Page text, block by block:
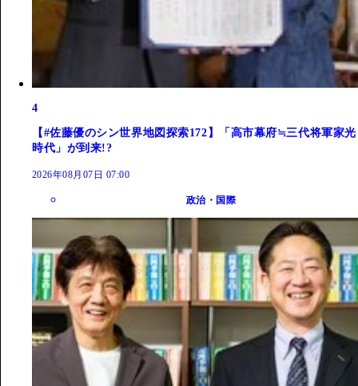
4
【#佐藤優のシン世界地図探索172】「高市幕府≒三代将軍家光
時代」が到来!?
2026年08月07日 07:00
政治・国際